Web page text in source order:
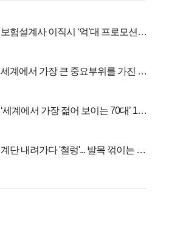
보험설계사 이직시 ‘억’대 프로모션!
세계에서 가장 큰 중요부위를 가진 남
‘세계에서 가장 젊어 보이는 70대’ 1위
계단 내려가다 '철렁'... 발목 꺾이는 이